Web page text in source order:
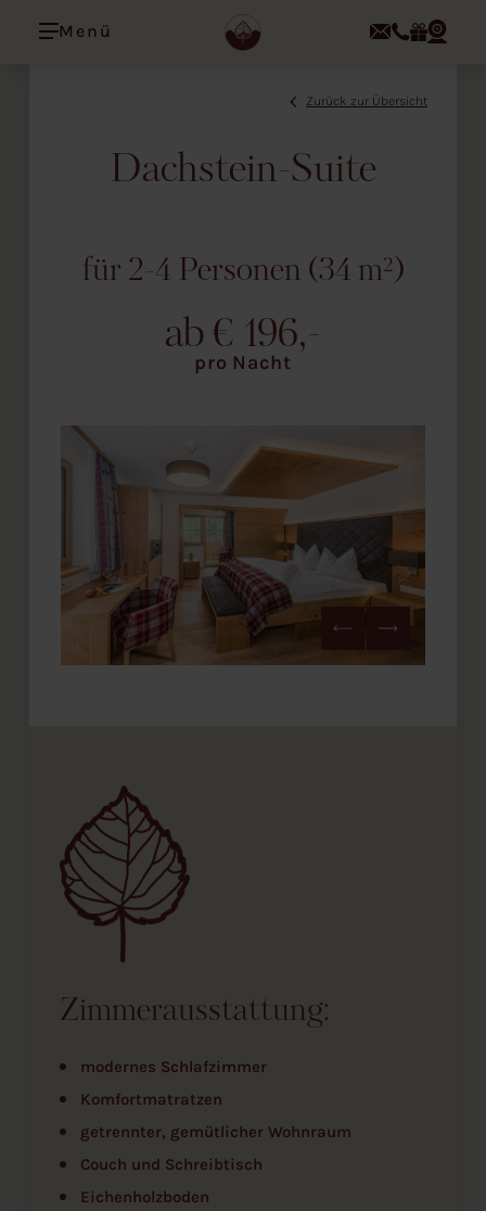
Menü
Zurück zur Übersicht
Dachstein-Suite
für 2-4 Personen (34 m²)
ab € 196,-
pro Nacht
Zimmerausstattung:
modernes Schlafzimmer
Komfortmatratzen
getrennter, gemütlicher Wohnraum
Couch und Schreibtisch
Eichenholzboden